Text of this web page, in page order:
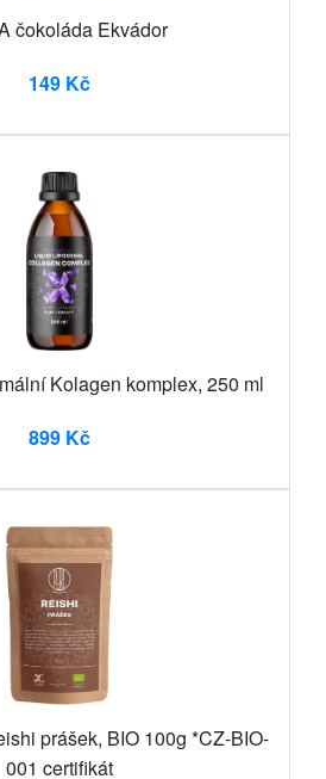
čokoláda Ekvádor
149 Kč
Kolagen komplex, 250 ml
899 Kč
prášek, BIO 100g *CZ-BIO-
001 certifikát